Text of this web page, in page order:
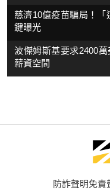
慈濟10億疫苗騙局！
鍵曝光
波傑姆斯基要求2400
薪資空間
防詐聲明免責